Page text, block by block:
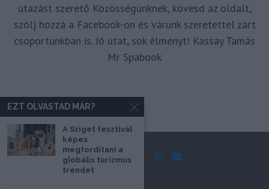
utazást szerető Közösségünknek, kövesd az oldalt,
szólj hozzá a Facebook-on és várunk szeretettel zárt
csoportunkban is. Jó utat, sok élményt! Kassay Tamás
Mr Spabook
EZT OLVASTAD MÁR?
A Sziget fesztivál
képes
megfordítani a
globális turizmus
trendet